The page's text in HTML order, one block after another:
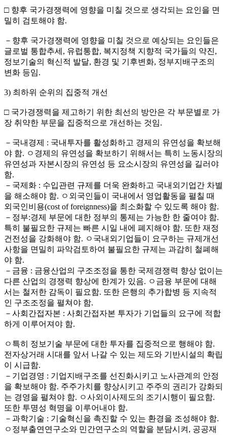
□ 향후 국가경쟁력에 영향을 미칠 것으로 생각되는 요인을 면
밀히 검토해야 함.
－향후 국가경쟁력에 영향을 미칠 것으로 예상되는 요인들은
글로벌 통합추세, 유럽통합, 복지정책 지향적 국가들의 약진,
정보기술의 혁신적 발달, 환경 및 기후변화, 정부지배구조의
변화 등임.
3) 최하위 순위의 집중적 개선
□ 국가경쟁력을 제고하기 위한 최선의 방안은 각 부문별로 가
장 취약한 부문을 집중적으로 개선하는 것임.
－국내경제 : 국내투자를 활성화하고 경제의 유연성을 확보해
야 함. ㅇ경제의 유연성을 확보하기 위해서는 특히 노동시장의
유연성과 자본시장의 유연성 등 요소시장의 유연성을 길러야
함.
－국제화 : 수입관련 규제를 더욱 완화하고 국내외기업간 차별
을 해소해야 함. ㅇ외국인들이 국내에서 영업활동을 펼칠 때
외국인비용(cost of foreignness)을 최소화할 수 있도록 해야 함.
－정부:경제 부문에 대한 정부의 통제는 가능한 한 줄여야 함.
특히 불필요한 규제는 빠른 시일 내에 폐지해야 함. 또한 재정
건전성을 강화해야 함. ㅇ국내외기업들이 요구하는 규제개선
사항을 면밀히 파악검토하여 불필요한 규제는 과감히 철폐해
야 함.
－금융 : 금융산업의 구조조정을 통한 국제경쟁력 향상 없이는
다른 산업의 경쟁력 향상에 한계가 있음. ㅇ금융 부문에 대해
서는 철저한 감독이 필요함. 또한 은행의 추가합병 등 지속적
인 구조조정을 펼쳐야 함.
－사회간접자본 : 사회간접자본 투자가 기업들의 요구에 적합
하게 이루어져야 함.
ㅇ특히 정보기술 부문에 대한 투자를 집중적으로 행해야 함.
전자상거래 시대를 앞서 나갈 수 있는 제도와 기반시설의 확립
이 시급함.
－기업경영 : 기업지배구조를 선진화시키고 노사관계의 안정
을 확보해야 함. 주주가치를 향상시키고 주주의 권리가 강화되
는 경영을 펼쳐야 함. ㅇ사외이사제도의 조기시행이 필요함.
또한 투명성 혁명을 이루어내야 함.
－과학기술 : 기술혁신을 촉진할 수 있는 환경을 조성해야 함.
ㅇ정부출연연구소와 민간연구소의 역할을 분담시켜, 공공재